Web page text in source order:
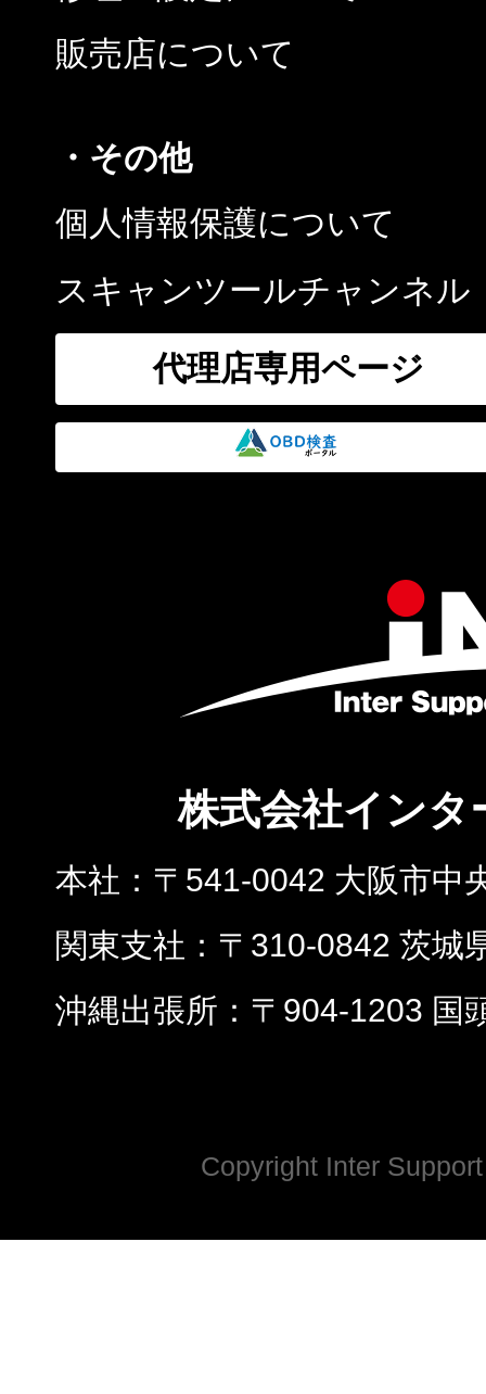
販売店について
・その他
個人情報保護について
スキャンツールチャンネル
代理店専用ページ
株式会社インタ
本社
〒541-0042 大阪市中
関東支社
〒310-0842 茨城
沖縄出張所
〒904-1203 国
Copyright Inter